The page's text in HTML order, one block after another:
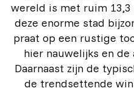
wereld is met ruim
deze enorme stad
praat op een rustige
hier nauwelijks en de
Daarnaast zijn de
de trendsettende